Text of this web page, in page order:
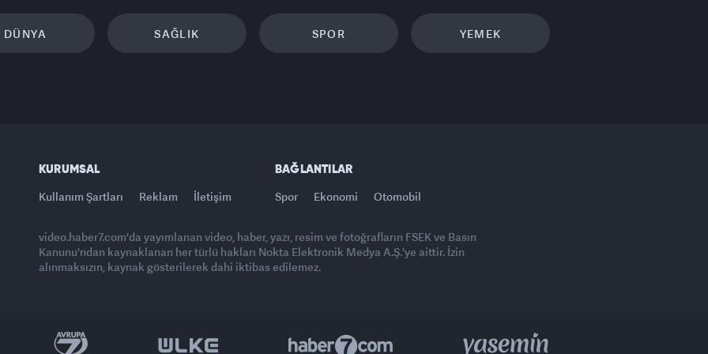
DÜNYA SAĞLIK SPOR YEMEK
KURUMSAL
Kullanım Şartları Reklam İletişim
BAĞLANTILAR
Spor Ekonomi Otomobil
video.haber7.com'da yayımlanan video, haber, yazı, resim ve fotoğrafların FSEK ve Basın
Kanunu'ndan kaynaklanan her türlü hakları Nokta Elektronik Medya A.Ş.'ye aittir. İzin
alınmaksızın, kaynak gösterilerek dahi iktibas edilemez.